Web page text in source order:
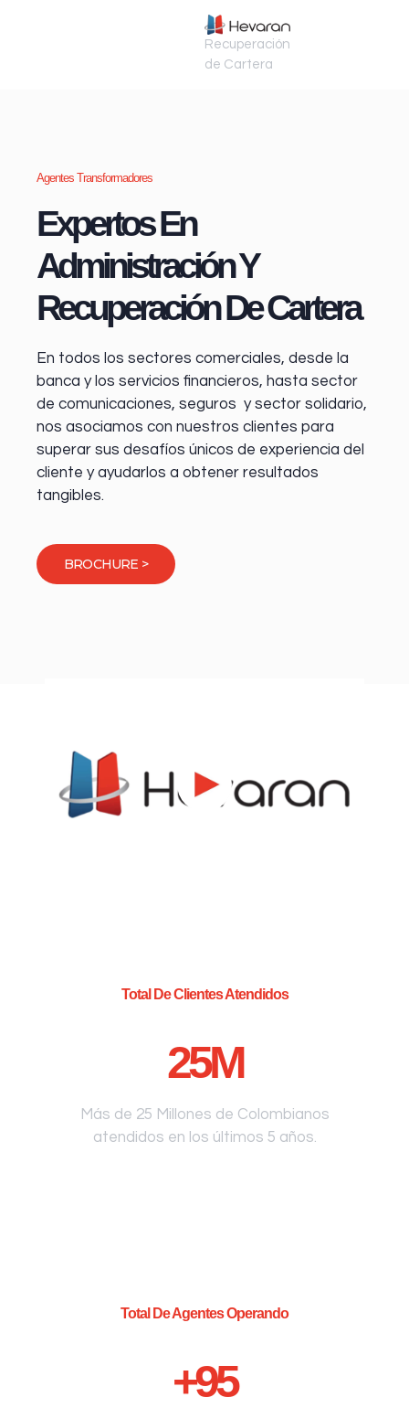
Recuperación
de Cartera
Agentes Transformadores
Expertos En
Administración Y
Recuperación De Cartera
En todos los sectores comerciales, desde la
banca y los servicios financieros, hasta sector
de comunicaciones, seguros y sector solidario,
nos asociamos con nuestros clientes para
superar sus desafíos únicos de experiencia del
cliente y ayudarlos a obtener resultados
tangibles.
BROCHURE >
Total De Clientes Atendidos
25M
Más de 25 Millones de Colombianos
atendidos en los últimos 5 años.
Total De Agentes Operando
+95